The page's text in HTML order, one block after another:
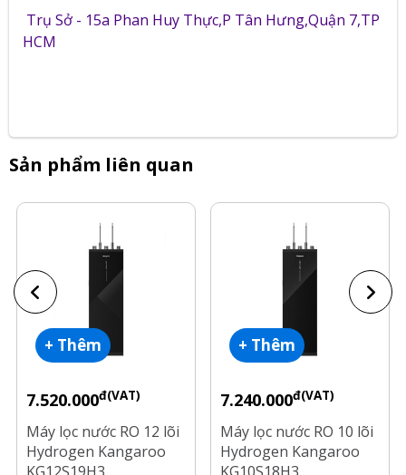
Trụ Sở - 15a Phan Huy Thực,P Tân Hưng,Quận 7,TP
HCM
Sản phẩm liên quan
+ Thêm
7.520.000đ(VAT)
Máy lọc nước RO 12 lõi
Hydrogen Kangaroo
+ Thêm
7.240.000đ(VAT)
Máy lọc nước RO 10 lõi
Hydrogen Kangaroo